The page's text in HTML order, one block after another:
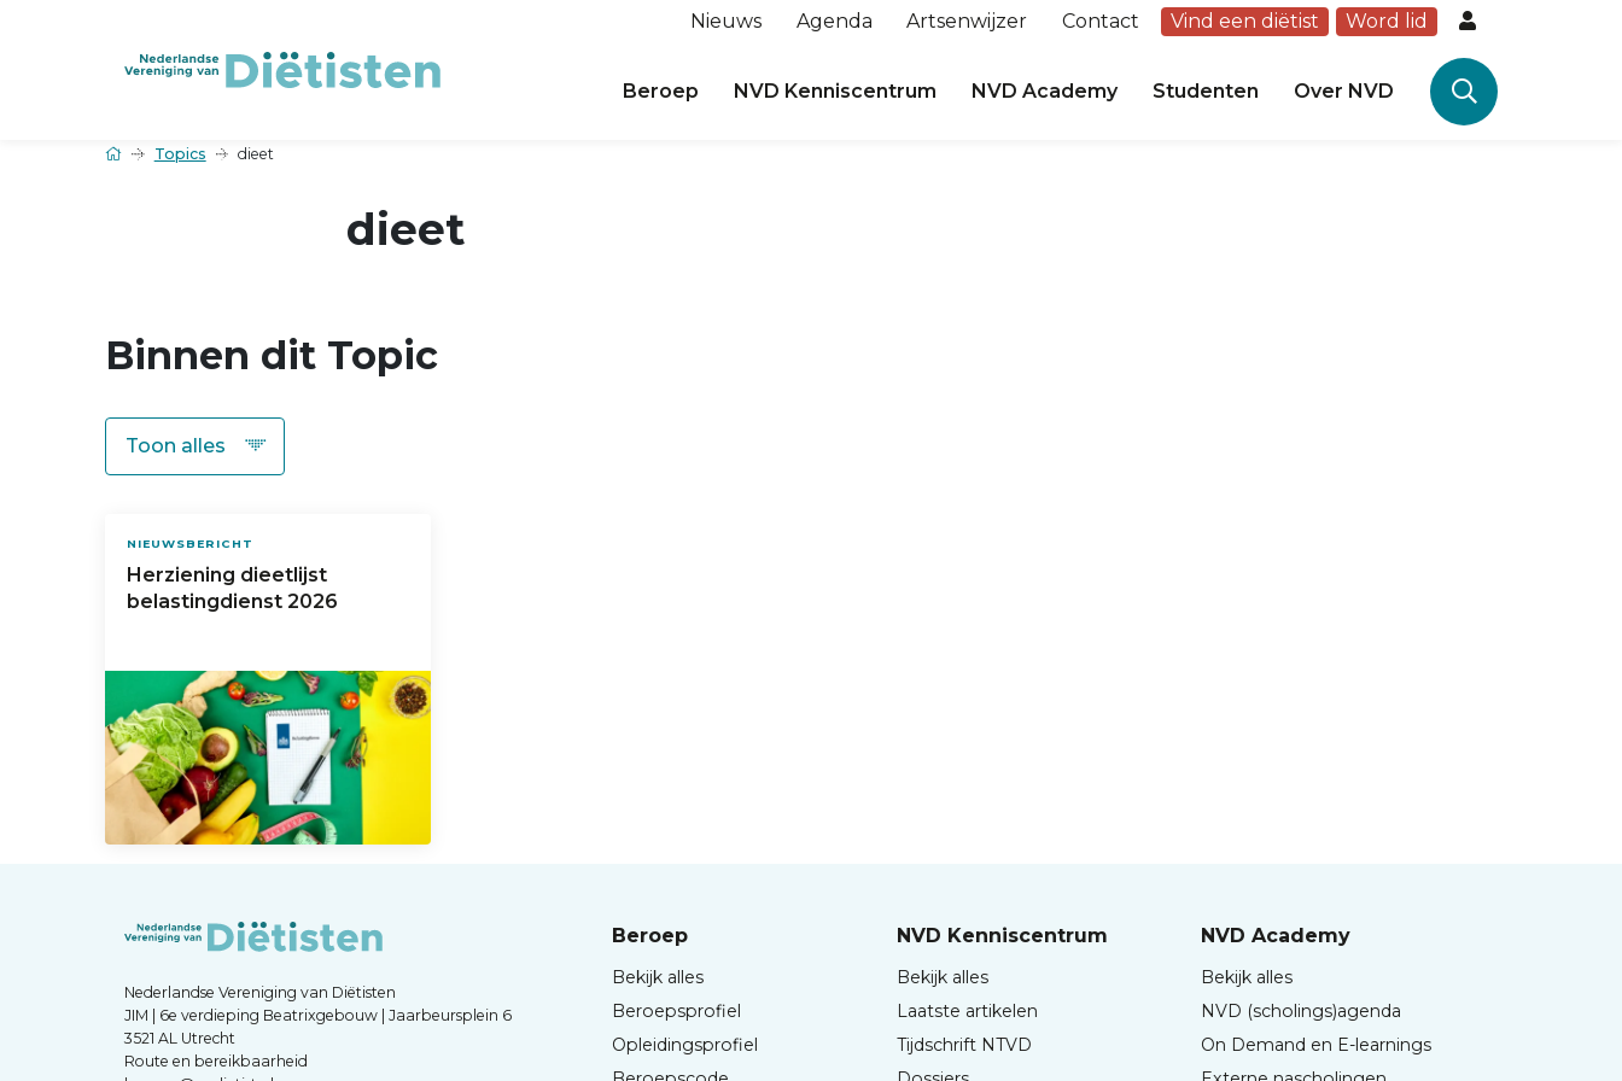
Nieuws Agenda Artsenwijzer Contact Vind een diëtist Word lid
Beroep NVD Kenniscentrum NVD Academy Studenten Over NVD
Topics dieet
dieet
Binnen dit Topic
NIEUWSBERICHT
Herziening dieetlijst
belastingdienst 2026
Nederlandse Vereniging van Diëtisten
JIM | 6e verdieping Beatrixgebouw | Jaarbeursplein 6
3521 AL Utrecht
Route en bereikbaarheid
Beroep
Bekijk alles
Beroepsprofiel
Opleidingsprofiel
NVD Kenniscentrum
Bekijk alles
Laatste artikelen
Tijdschrift NTVD
NVD Academy
Bekijk alles
NVD (scholings)agenda
On Demand en E-learnings